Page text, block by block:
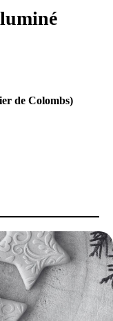
de Colombs)